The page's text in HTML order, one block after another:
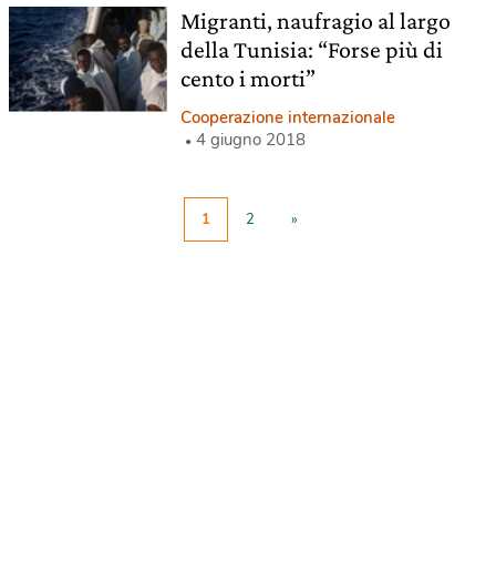
Migranti, naufragio al largo
della Tunisia: “Forse più di
cento i morti”
Cooperazione internazionale
4 giugno 2018
1 2 »